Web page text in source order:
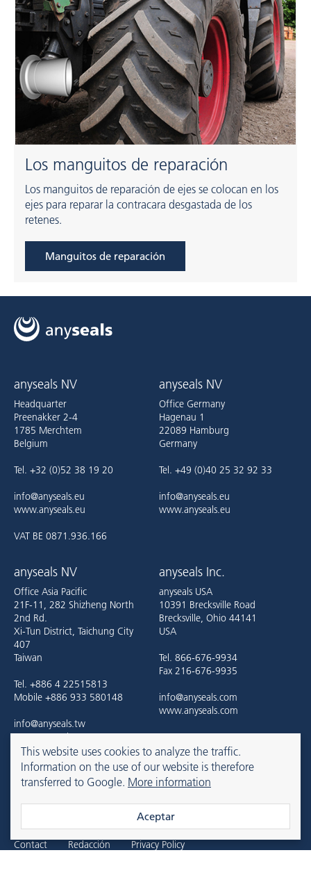
This website uses cookies to analyze the traffic.
Information on the use of our website is therefore
transferred to Google. More information
Aceptar
Los manguitos de reparación
Los manguitos de reparación de ejes se colocan en los
ejes para reparar la contracara desgastada de los
retenes.
Manguitos de reparación
anyseals NV
Headquarter
Preenakker 2-4
1785 Merchtem
Belgium
Tel. +32 (0)52 38 19 20
info@anyseals.eu
www.anyseals.eu
VAT BE 0871.936.166
anyseals NV
Office Germany
Hagenau 1
22089 Hamburg
Germany
Tel. +49 (0)40 25 32 92 33
info@anyseals.eu
www.anyseals.eu
anyseals NV
Office Asia Pacific
21F-11, 282 Shizheng North
2nd Rd.
Xi-Tun District, Taichung City
407
Taiwan
Tel. +886 4 22515813
Mobile +886 933 580148
info@anyseals.tw
www.anyseals.tw
anyseals Inc.
anyseals USA
10391 Brecksville Road
Brecksville, Ohio 44141
USA
Tel. 866-676-9934
Fax 216-676-9935
info@anyseals.com
www.anyseals.com
anyseals is an Angst+Pfister company. For more information, please
Contact Redacción Privacy Policy